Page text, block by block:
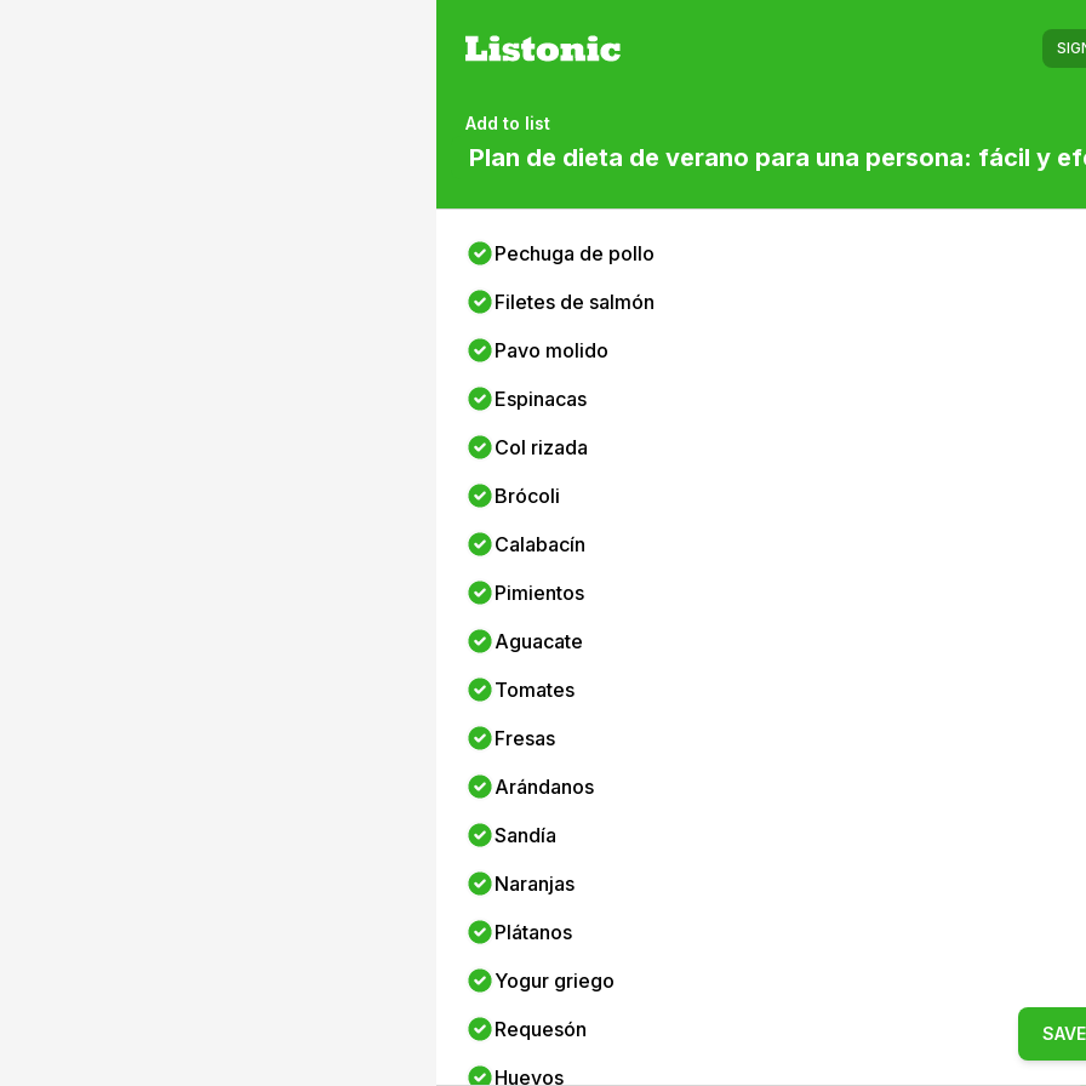
Add to list
Plan de dieta de verano para una persona: fácil y
Pechuga de pollo
Filetes de salmón
Pavo molido
Espinacas
Col rizada
Brócoli
Calabacín
Pimientos
Aguacate
Tomates
Fresas
Arándanos
Sandía
Naranjas
Plátanos
Yogur griego
Requesón
Huevos